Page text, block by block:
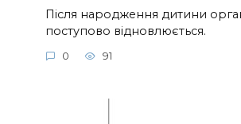
Після народження дитини
поступово відновлюється.
0 91